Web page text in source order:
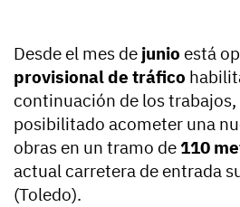
Desde el mes de junio está
provisional de tráfico
continuación de los trabajos,
posibilitado acometer una
obras en un tramo de 110
actual carretera de entrada
(Toledo).